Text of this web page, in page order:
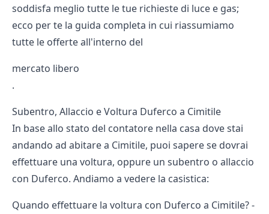
soddisfa meglio tutte le tue richieste di luce e gas;
ecco per te la guida completa in cui riassumiamo
tutte le offerte all'interno del
mercato libero
.
Subentro, Allaccio e Voltura Duferco a Cimitile
In base allo stato del contatore nella casa dove stai
andando ad abitare a Cimitile, puoi sapere se dovrai
effettuare una voltura, oppure un subentro o allaccio
con Duferco. Andiamo a vedere la casistica:
Quando effettuare la voltura con Duferco a Cimitile? -